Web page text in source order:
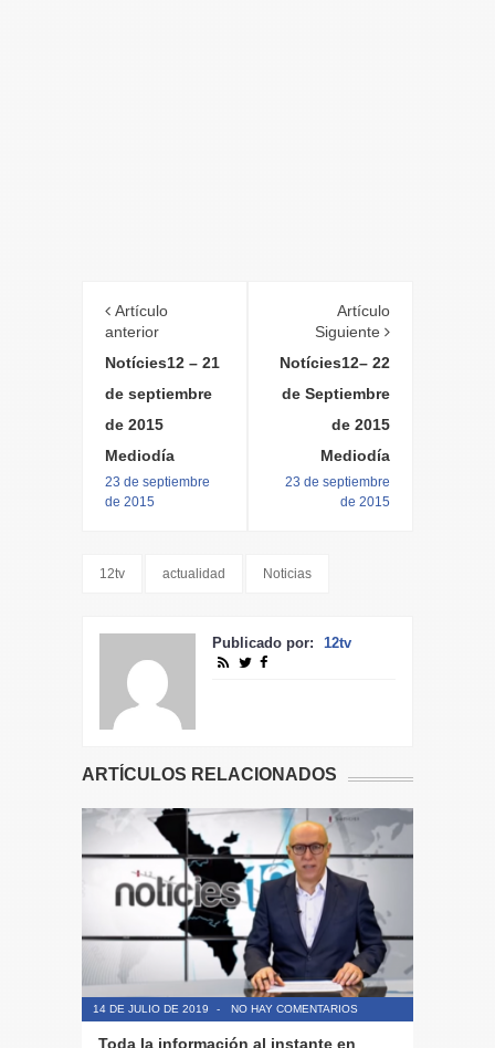
Artículo
anterior
Notícies12 – 21
de septiembre
de 2015
Mediodía
23 de septiembre
de 2015
Artículo
Siguiente
Notícies12– 22
de Septiembre
de 2015
Mediodía
23 de septiembre
de 2015
12tv actualidad Noticias
Publicado por: 12tv
ARTÍCULOS RELACIONADOS
14 DE JULIO DE 2019 - NO HAY COMENTARIOS
Toda la información al instante en